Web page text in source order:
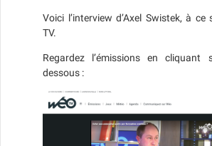
Voici l’interview d’Axel Swistek, à ce
TV.
Regardez l’émissions en
dessous :